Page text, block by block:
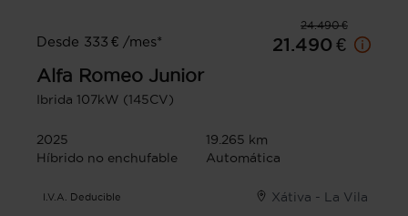
24.490 €
Desde 333 € /mes*
21.490 €
Alfa Romeo Junior
Ibrida 107kW (145CV)
2025
19.265 km
Híbrido no enchufable
Automática
I.V.A. Deducible Xátiva - La Vila